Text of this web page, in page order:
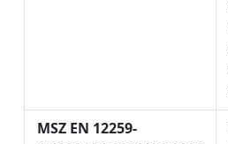
MSZ EN 12259-